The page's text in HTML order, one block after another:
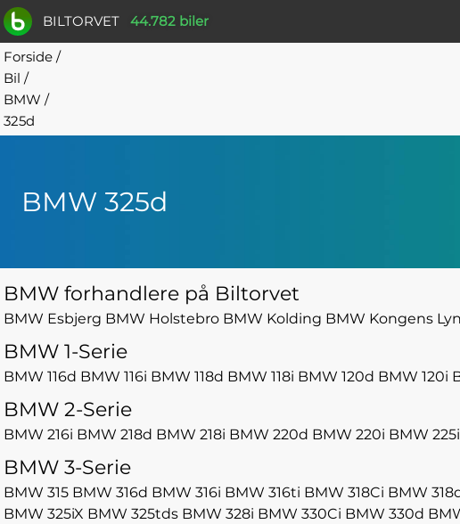
BILTORVET 44.782 biler
Forside /
Bil /
BMW /
325d
BMW 325d
BMW forhandlere på Biltorvet
BMW Esbjerg BMW Holstebro BMW Kolding BMW Kongens
BMW 1-Serie
BMW 116d BMW 116i BMW 118d BMW 118i BMW 120d BMW 120i
BMW 2-Serie
BMW 216i BMW 218d BMW 218i BMW 220d BMW 220i BMW 225i
BMW 3-Serie
BMW 315 BMW 316d BMW 316i BMW 316ti BMW 318Ci BMW
BMW 325iX BMW 325tds BMW 328i BMW 330Ci BMW 330d